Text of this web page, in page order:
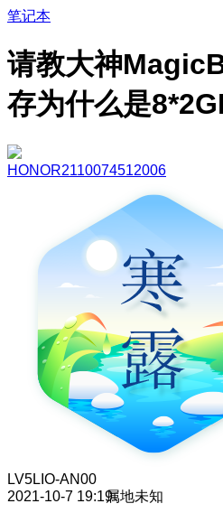
笔记本
请教大神
存为什么是
HONOR2110074512006
LV5LIO-AN00
2021-10-7 19:19属地未知